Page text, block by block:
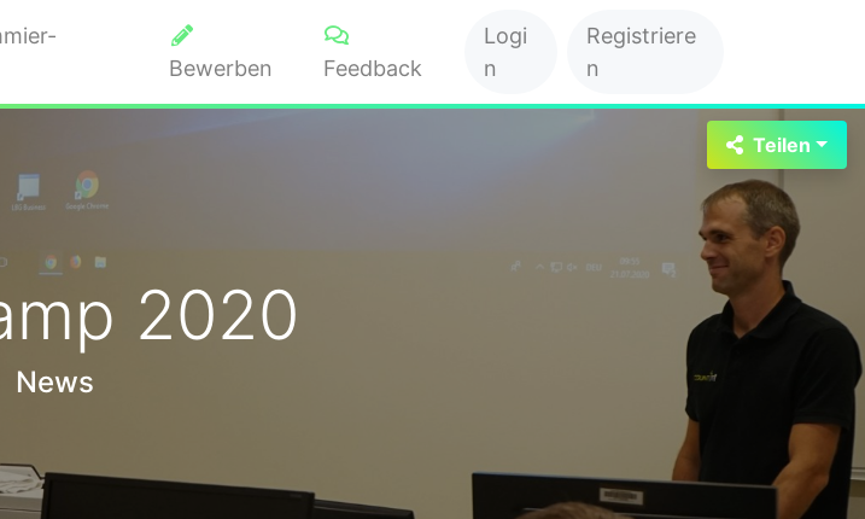
Bewerben Feedback
Logi
n
Registriere
n
Teilen
2020
News